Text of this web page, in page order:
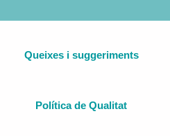
Queixes i suggeriments
Política de Qualitat